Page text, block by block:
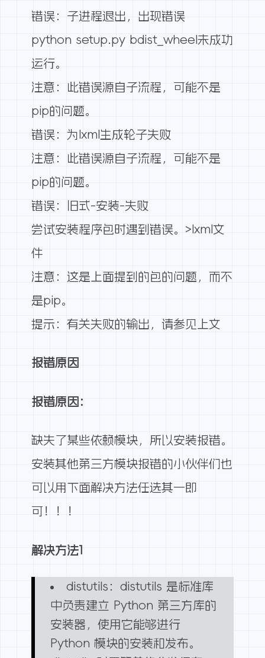
错误：子进程退出，出现错误
python setup.py bdist_wheel未成功
运行。
注意：此错误源自子流程，可能不是
pip的问题。
错误：为lxml生成轮子失败
注意：此错误源自子流程，可能不是
pip的问题。
错误：旧式-安装-失败
尝试安装程序包时遇到错误。>lxml文
件
注意：这是上面提到的包的问题，而不
是pip。
提示：有关失败的输出，请参见上文
报错原因
报错原因：
缺失了某些依赖模块，所以安装报错。
安装其他第三方模块报错的小伙伴们也
可以用下面解决方法任选其一即
可！！！
解决方法1
distutils：distutils 是标准库
中负责建立 Python 第三方库的
安装器，使用它能够进行
Python 模块的安装和发布。